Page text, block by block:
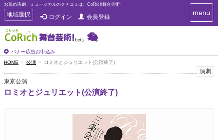
お薦め演劇・ミュージカルのクチコミは、CoRich舞台芸術！
T
o
g
g
e
n
a
v
i
g
地域選択 ログイン 会員登録
バナー広告お申込み
T
o
i
g
menu
HOME 公演 ロミオとジュリエット(公演終了)
演劇
東京公演
ロミオとジュリエット(公演終了)